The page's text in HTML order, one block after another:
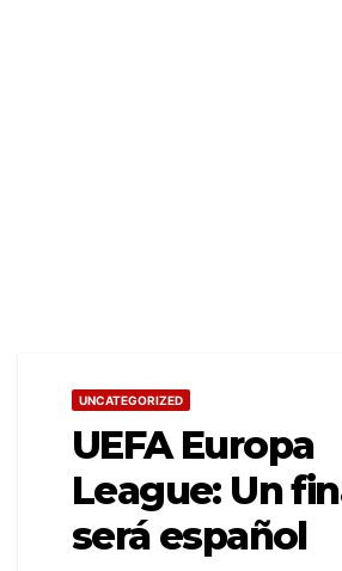
UNCATEGORIZED
UEFA Europa
League: Un
será español